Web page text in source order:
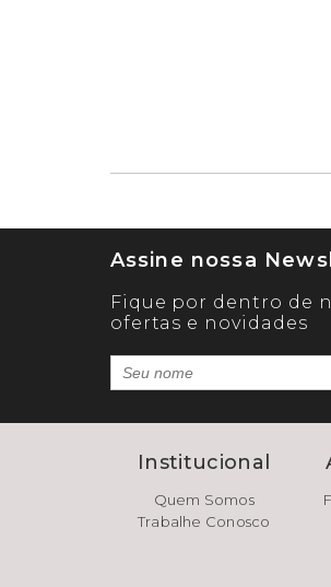
Assine nossa
Fique por dentro de
ofertas e novidades
Institucional
Quem Somos
Trabalhe Conosco